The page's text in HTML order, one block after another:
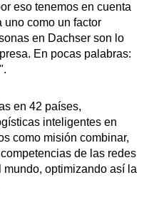
eso tenemos en cuenta
uno como un factor
en Dachser son lo
En pocas palabras:
en 42 países,
inteligentes en
como misión combinar,
de las redes
optimizando así la